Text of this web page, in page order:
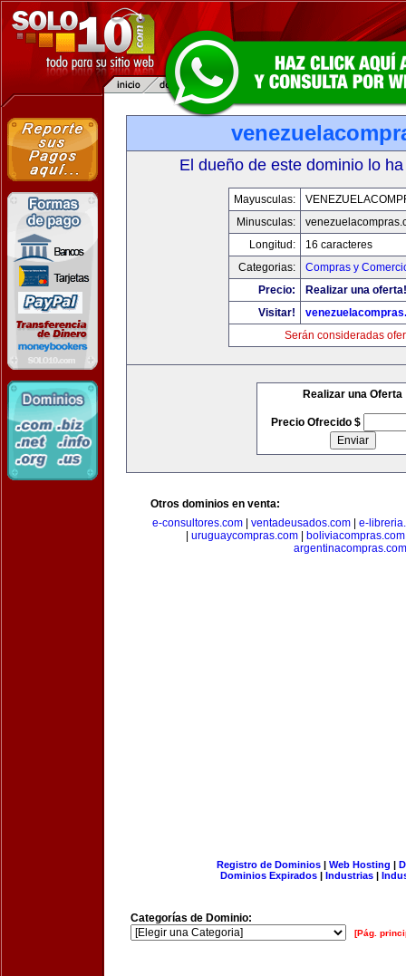
El dueño de este dominio lo
Mayusculas:
Minusculas:
Longitud:
16 caracteres
Categorias:
Compras y
Precio:
Realizar una oferta!
Visitar!
Serán consideradas
Realizar una Oferta
Precio Ofrecido $
Otros dominios en venta:
e-consultores.com
ventadeusados.com
e-
uruguaycompras.com| boliviacompras.com
argentinacompras.com
Registro de Dominios| Web Hosting |
Dominios Expirados | Industrias |
Categorías de Dominio:
[Pág.